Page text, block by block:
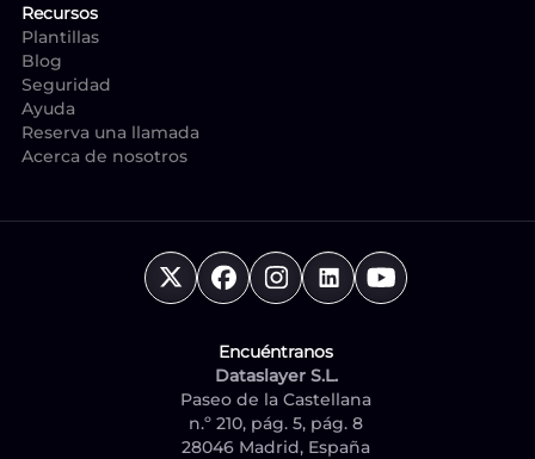
Recursos
Plantillas
Blog
Seguridad
Ayuda
Reserva una llamada
Acerca de nosotros
Encuéntranos
Dataslayer S.L.
Paseo de la Castellana
n.º 210, pág. 5, pág. 8
28046 Madrid, España